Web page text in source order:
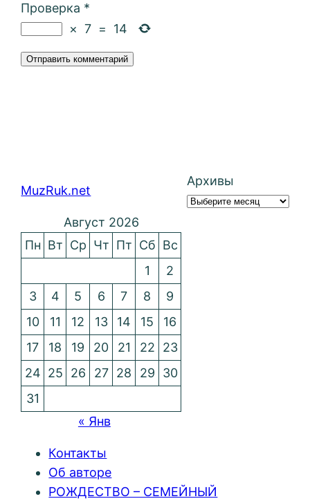
Проверка *
× 7 = 14
MuzRuk.net
Архивы
Август 2026
Пн Вт Ср Чт Пт Сб Вс
1
2
3
4 5 6 7 8
9
10
11 12 13 14 15
16
17
18 19 20 21 22
23
24 25 26 27 28 29
30
31
« Янв
Контакты
Об авторе
РОЖДЕСТВО – СЕМЕЙНЫЙ